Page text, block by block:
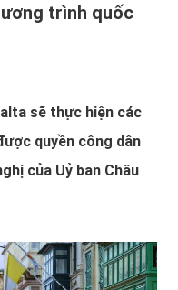
trình quốc
sẽ thực hiện các
quyền công dân
của Uỷ ban Châu